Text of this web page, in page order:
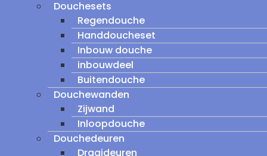
Douchesets
Regendouche
Handdoucheset
Inbouw douche
inbouwdeel
Buitendouche
Douchewanden
Zijwand
Inloopdouche
Douchedeuren
Draaideuren